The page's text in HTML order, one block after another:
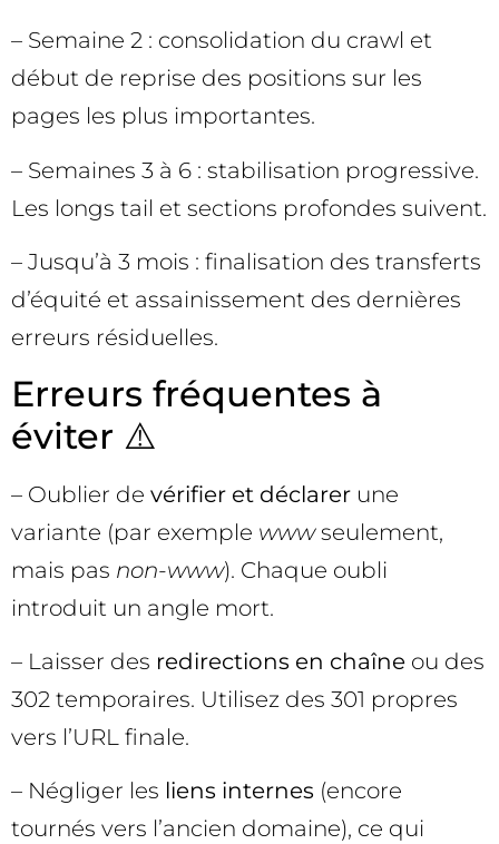
– Semaine 2 : consolidation du crawl et
début de reprise des positions sur les
pages les plus importantes.
– Semaines 3 à 6 : stabilisation progressive.
Les longs tail et sections profondes suivent.
– Jusqu’à 3 mois : finalisation des transferts
d’équité et assainissement des dernières
erreurs résiduelles.
Erreurs fréquentes à
éviter ⚠️
– Oublier de vérifier et déclarer une
variante (par exemple wwwseulement,
mais pas non-www). Chaque oubli
introduit un angle mort.
– Laisser des redirections en chaîne ou des
302 temporaires. Utilisez des 301 propres
vers l’URL finale.
– Négliger les liens internes (encore
tournés vers l’ancien domaine), ce qui